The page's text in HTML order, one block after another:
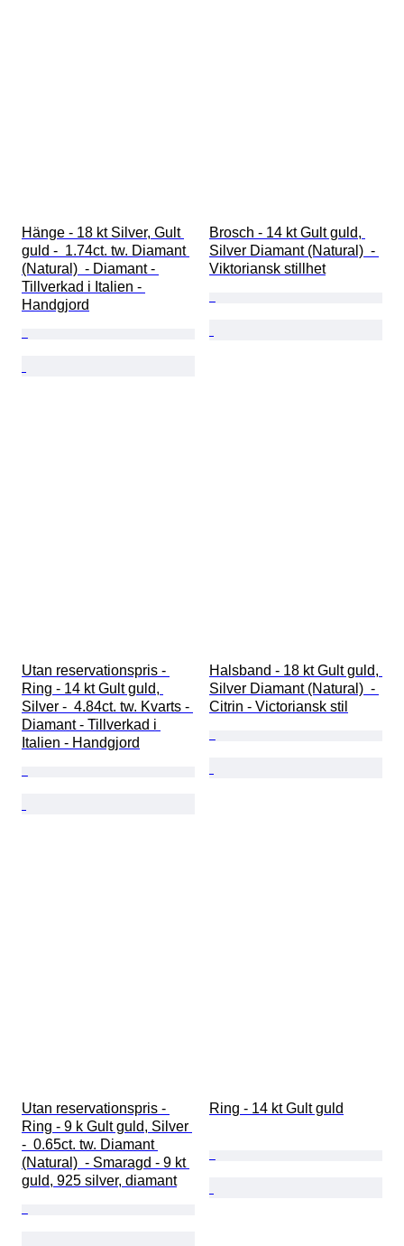
Hänge - 18 kt Silver, Gult
guld -  1.74ct. tw. Diamant
(Natural)  - Diamant -
Tillverkad i Italien -
Handgjord
Brosch - 14 kt Gult guld,
Silver Diamant (Natural)  -
Viktoriansk stillhet
Utan reservationspris -
Ring - 14 kt Gult guld,
Silver -  4.84ct. tw. Kvarts -
Diamant - Tillverkad i
Italien - Handgjord
Halsband - 18 kt Gult guld,
Silver Diamant (Natural)  -
Citrin - Victoriansk stil
Utan reservationspris -
Ring - 9 k Gult guld, Silver
-  0.65ct. tw. Diamant
(Natural)  - Smaragd - 9 kt
guld, 925 silver, diamant
Ring - 14 kt Gult guld